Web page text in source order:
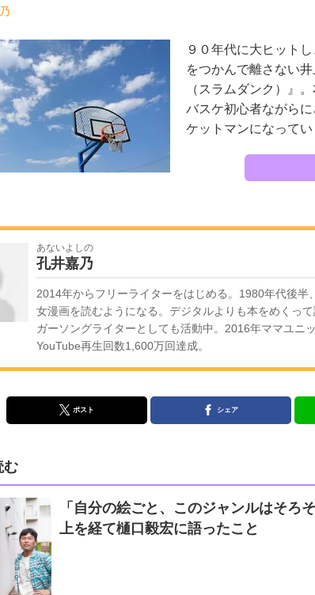
９０年代に大ヒット
をつかんで離さない
（スラムダンク）』
バスケ初心者ながら
ケットマンになって
あないよしの
孔井嘉乃
2014年からフリーライターをはじめる。1980年代後半
女漫画を読むようになる。デジタルよりも本をめくっ
ガーソングライターとしても活動中。2016年ママユニ
YouTube再生回数1,600万回達成。
ポスト シェア
む
「自分の絵ごと、このジャンルはそろ
上を経て樋口毅宏に語ったこと